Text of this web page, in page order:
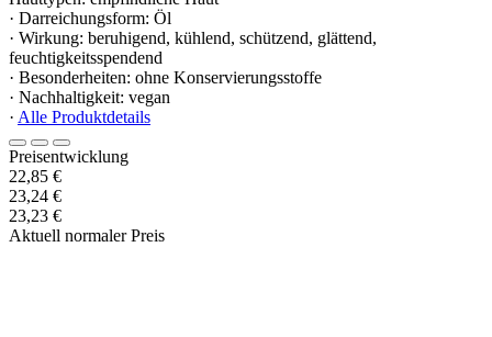
· Darreichungsform: Öl
· Wirkung: beruhigend, kühlend, schützend, glättend,
feuchtigkeitsspendend
· Besonderheiten: ohne Konservierungsstoffe
· Nachhaltigkeit: vegan
· Alle Produktdetails
Preisentwicklung
22,85 €
23,24 €
23,23 €
Aktuell normaler Preis